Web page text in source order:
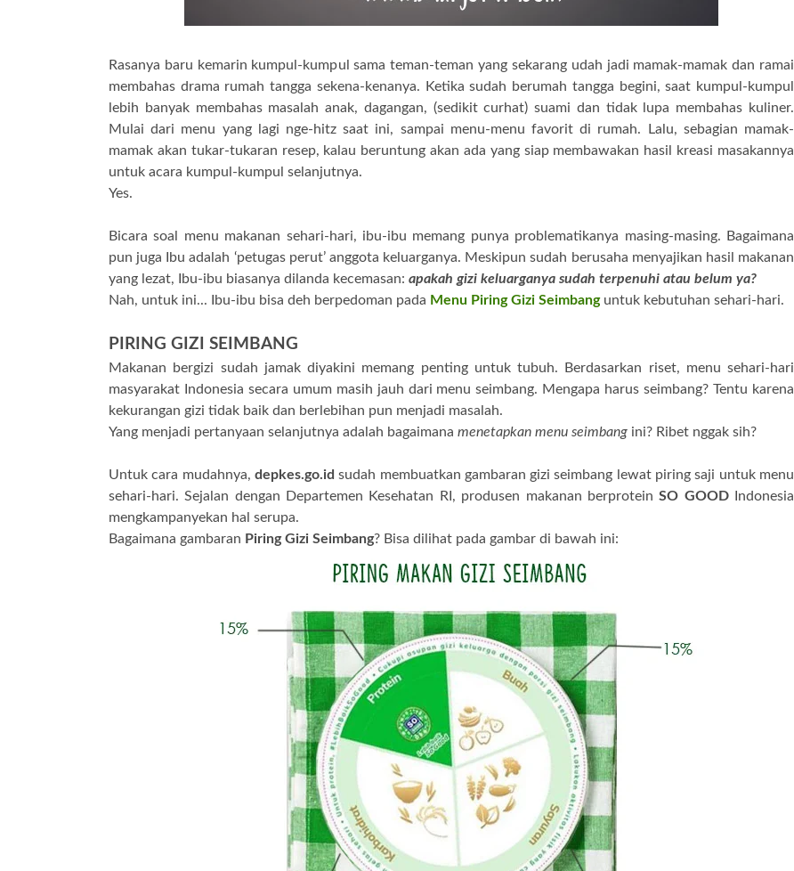
Rasanya baru kemarin kumpul-kumpul sama teman-teman yang sekarang udah jadi mamak-mamak dan ramai
membahas drama rumah tangga sekena-kenanya. Ketika sudah berumah tangga begini, saat kumpul-kumpul
lebih banyak membahas masalah anak, dagangan, (sedikit curhat) suami dan tidak lupa membahas kuliner.
Mulai dari menu yang lagi nge-hitz saat ini, sampai menu-menu favorit di rumah. Lalu, sebagian mamak-
mamak akan tukar-tukaran resep, kalau beruntung akan ada yang siap membawakan hasil kreasi masakannya
untuk acara kumpul-kumpul selanjutnya.
Yes.
Bicara soal menu makanan sehari-hari, ibu-ibu memang punya problematikanya masing-masing. Bagaimana
pun juga Ibu adalah ‘petugas perut’ anggota keluarganya. Meskipun sudah berusaha menyajikan hasil makanan
yang lezat, Ibu-ibu biasanya dilanda kecemasan: apakah gizi keluarganya sudah terpenuhi atau belum ya?
Nah, untuk ini... Ibu-ibu bisa deh berpedoman pada Menu Piring Gizi Seimbanguntuk kebutuhan sehari-hari.
PIRING GIZI SEIMBANG
Makanan bergizi sudah jamak diyakini memang penting untuk tubuh. Berdasarkan riset, menu sehari-hari
masyarakat Indonesia secara umum masih jauh dari menu seimbang. Mengapa harus seimbang? Tentu karena
kekurangan gizi tidak baik dan berlebihan pun menjadi masalah.
Yang menjadi pertanyaan selanjutnya adalah bagaimana menetapkan menu seimbang ini? Ribet nggak sih?
Untuk cara mudahnya, depkes.go.id sudah membuatkan gambaran gizi seimbang lewat piring saji untuk menu
sehari-hari.Sejalan dengan Departemen Kesehatan RI, produsen makanan berproteinSO GOOD
Indonesia
mengkampanyekan hal serupa.
Bagaimana gambaran Piring Gizi Seimbang? Bisa dilihat pada gambar di bawah ini: